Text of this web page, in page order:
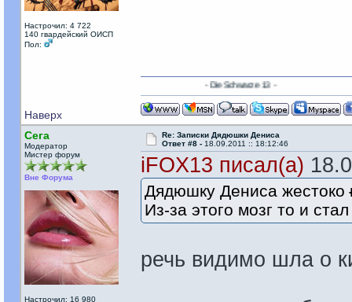
Настрочил: 4 722
140 гвардейский ОИСП
Пол:
Наверх
- Die Schwarze 13 -
Сега
Модератор
Мистер форум
Вне Форума
Настрочил: 16 980
Re: Записки Дядюшки Дениса
Ответ #8 - 18.09.2011 :: 18:12:46
iFOX13 писал(а)
Дядюшку Дениса жестоко
Из-за этого мозг то и
речь видимо шла о